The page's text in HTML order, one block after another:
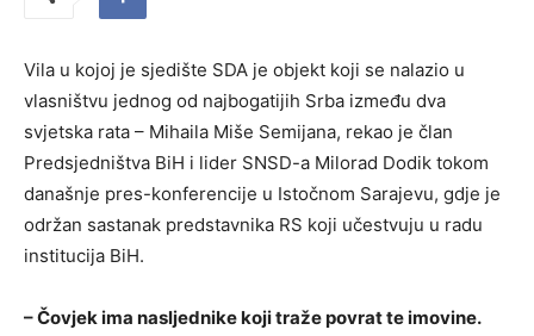
Vila u kojoj je sjedište SDA je objekt koji se nalazio u
vlasništvu jednog od najbogatijih Srba između dva
svjetska rata – Mihaila Miše Semijana, rekao je član
Predsjedništva BiH i lider SNSD-a Milorad Dodik tokom
današnje pres-konferencije u Istočnom Sarajevu, gdje je
održan sastanak predstavnika RS koji učestvuju u radu
institucija BiH.
– Čovjek ima nasljednike koji traže povrat te imovine.